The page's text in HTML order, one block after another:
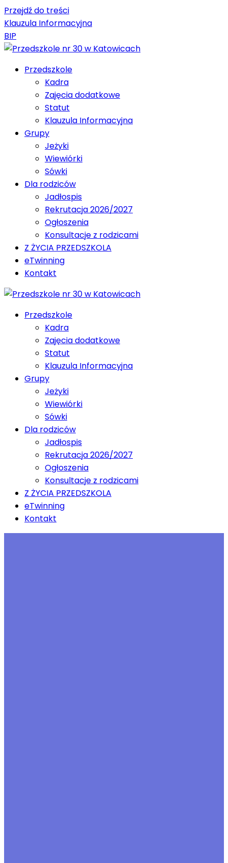
Przejdź do treści
Klauzula Informacyjna
BIP
Przedszkole
Kadra
Zajęcia dodatkowe
Statut
Klauzula Informacyjna
Grupy
Jeżyki
Wiewiórki
Sówki
Dla rodziców
Jadłospis
Rekrutacja 2026/2027
Ogłoszenia
Konsultacje z rodzicami
Z ŻYCIA PRZEDSZKOLA
eTwinning
Kontakt
Przedszkole
Kadra
Zajęcia dodatkowe
Statut
Klauzula Informacyjna
Grupy
Jeżyki
Wiewiórki
Sówki
Dla rodziców
Jadłospis
Rekrutacja 2026/2027
Ogłoszenia
Konsultacje z rodzicami
Z ŻYCIA PRZEDSZKOLA
eTwinning
Kontakt